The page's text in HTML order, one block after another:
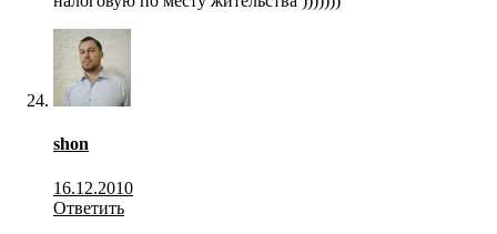
shon
16.12.2010
Ответить